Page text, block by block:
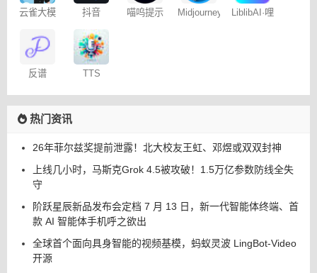
云雀大模
抖音
– 免费
喵呜提示
Midjourney
LiblibAI·哩
反谱
TTS
热门资讯
26年菲尔兹奖提前泄露！北大校友王虹、邓煜或双双封神
上线几小时，马斯克Grok 4.5被攻破！1.5万亿参数防线全失
守
阶跃星辰新品发布会定档 7 月 13 日，新一代智能体终端、首
款 AI 智能体手机呼之欲出
全球首个面向具身智能的视频基模，蚂蚁灵波 LingBot-Video
开源